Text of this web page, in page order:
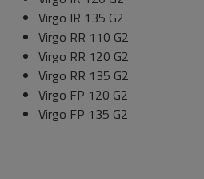
Virgo IR 135 G2
Virgo RR 110 G2
Virgo RR 120 G2
Virgo RR 135 G2
Virgo FP 120 G2
Virgo FP 135 G2